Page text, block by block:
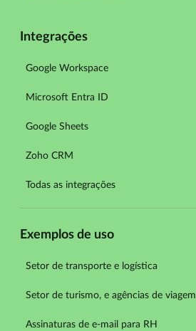
Integrações
Google Workspace
Microsoft Entra ID
Google Sheets
Zoho CRM
Todas as integrações
Exemplos de uso
Setor de transporte e logística
Setor de turismo, e agências de viagem
Assinaturas de e-mail para RH